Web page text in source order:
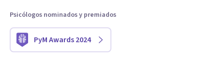
Psicólogos nominados y premiados
PyM Awards 2024